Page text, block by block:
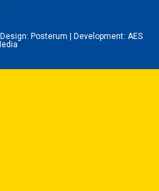
Posterum | Development: AES